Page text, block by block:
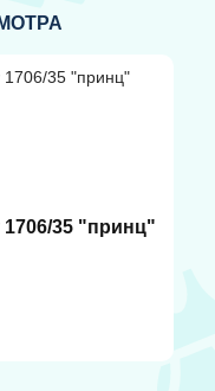
35 "принц"